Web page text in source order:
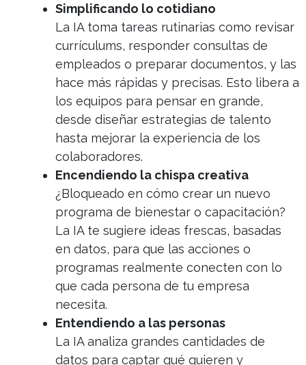
Simplificando lo cotidiano
La IA toma tareas rutinarias como revisar
currículums, responder consultas de
empleados o preparar documentos, y las
hace más rápidas y precisas. Esto libera a
los equipos para pensar en grande,
desde diseñar estrategias de talento
hasta mejorar la experiencia de los
colaboradores.
Encendiendo la chispa creativa
¿Bloqueado en cómo crear un nuevo
programa de bienestar o capacitación?
La IA te sugiere ideas frescas, basadas
en datos, para que las acciones o
programas realmente conecten con lo
que cada persona de tu empresa
necesita.
Entendiendo a las personas
La IA analiza grandes cantidades de
datos para captar qué quieren y